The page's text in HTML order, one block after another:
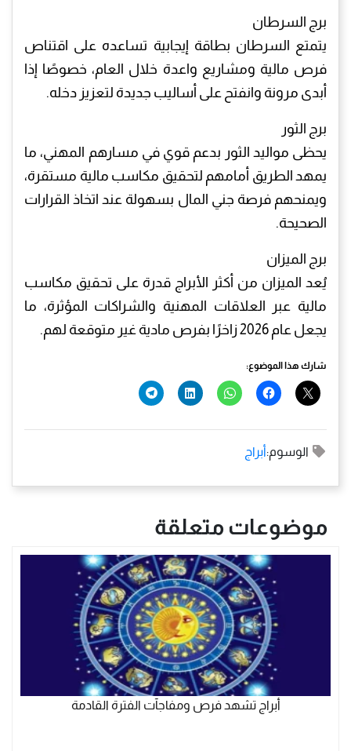
برج السرطان
يتمتع السرطان بطاقة إيجابية تساعده على اقتناص
فرص مالية ومشاريع واعدة خلال العام، خصوصًا إذا
أبدى مرونة وانفتح على أساليب جديدة لتعزيز دخله.
برج الثور
يحظى مواليد الثور بدعم قوي في مسارهم المهني، ما
يمهد الطريق أمامهم لتحقيق مكاسب مالية مستقرة،
ويمنحهم فرصة جني المال بسهولة عند اتخاذ القرارات
الصحيحة.
برج الميزان
يُعد الميزان من أكثر الأبراج قدرة على تحقيق مكاسب
مالية عبر العلاقات المهنية والشراكات المؤثرة، ما
يجعل عام 2026 زاخرًا بفرص مادية غير متوقعة لهم.
شارك هذا الموضوع:
الوسوم:أبراج
موضوعات متعلقة
أبراج تشهد فرص ومفاجآت الفترة القادمة